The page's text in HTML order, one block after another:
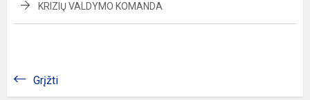
KRIZIŲ VALDYMO KOMANDA
Grįžti